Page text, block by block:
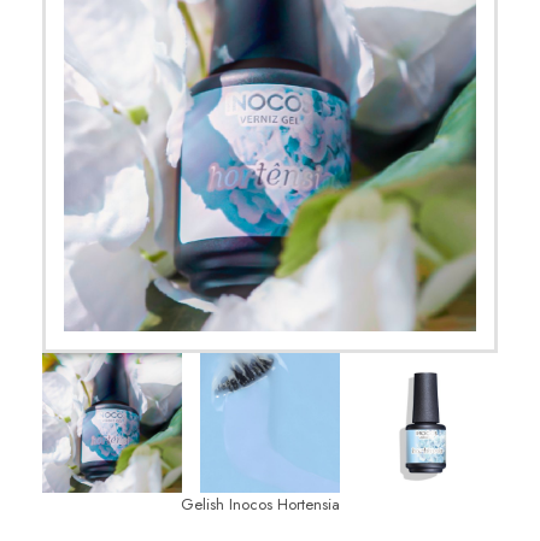
Gelish Inocos Hortensia